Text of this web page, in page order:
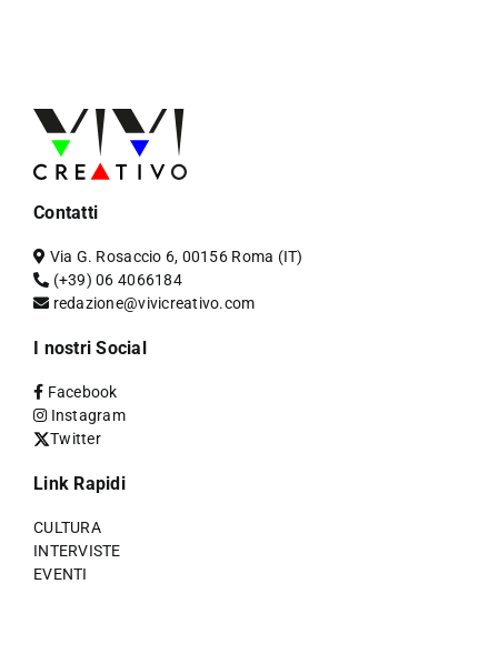
Contatti
Via G. Rosaccio 6, 00156 Roma (IT)
(+39) 06 4066184
redazione@vivicreativo.com
I nostri Social
Facebook
Instagram
Twitter
Link Rapidi
CULTURA
INTERVISTE
EVENTI